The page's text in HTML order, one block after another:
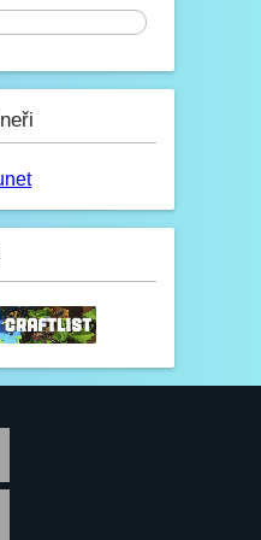
tak se
budou znovu